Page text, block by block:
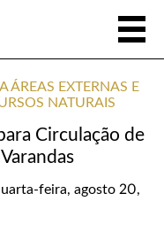
ÁREAS EXTERNAS E
NATURAIS
Circulação de
feira, agosto 20,